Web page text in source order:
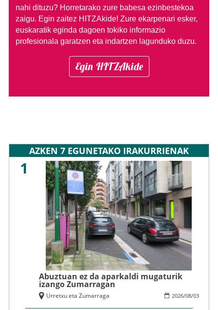
nahi dituzu? Horretarako zure babesa ezinbestekoa
zaigu. Egin zaitez HITZAkide! Zure ekarpenari esker,
euskaratik eginda dagoen tokiko informazio
profesionala garatzen eta indartzen lagunduko duzu.
Egin HITZAkide
AZKEN 7 EGUNETAKO IRAKURRIENAK
1
Abuztuan ez da aparkaldi mugaturik
izango Zumarragan
2026/08/03
Urretxu eta Zumarraga